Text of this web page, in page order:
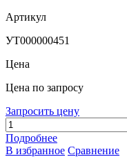
Артикул
УТ000000451
Цена
Цена по запросу
Запросить цену
Подробнее
В избранное Сравнение